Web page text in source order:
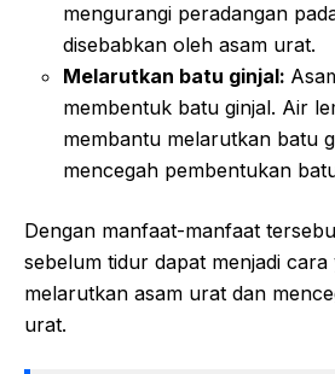
mengurangi peradangan
disebabkan oleh asam urat.
Melarutkan batu ginjal:
membentuk batu ginjal. Air
membantu melarutkan batu
mencegah pembentukan
Dengan manfaat-manfaat
sebelum tidur dapat menjadi
melarutkan asam urat dan
urat.